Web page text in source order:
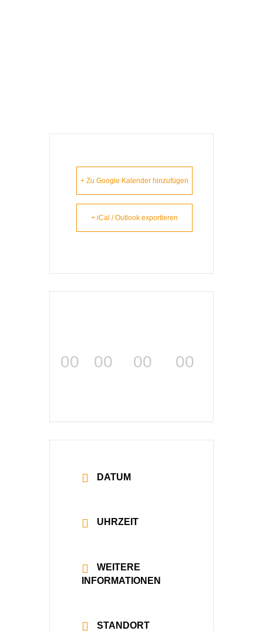
+ Zu Google Kalender hinzufügen
+ iCal / Outlook exportieren
00 00 00 00
DATUM
UHRZEIT
WEITERE
INFORMATIONEN
STANDORT